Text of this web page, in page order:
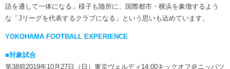
語を通して一体になる」様子も随所に、国際都市・横浜を象徴するよう
な「Jリーグを代表するクラブになる」という思いも込めています。
YOKOHAMA FOOTBALL EXPERIENCE
■対象試合
第38節2019年10月27日（日）東京ヴェルディ14:00キックオフ＠ニッパツ